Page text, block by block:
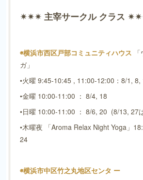
✴︎✴︎✴︎ 主宰サークル クラス
◉横浜市西区戸部コミュニティハウス
ガ」
•火曜 9:45-10:45 , 11:00-12:00：8/1,
•金曜 10:00-11:00 ： 8/4, 18
•日曜 10:00-11:00 ： 8/6, 20 (8/13, 27
•木曜夜 「Aroma Relax Night Yoga」
24
◉横浜市中区竹之丸地区センタ ー